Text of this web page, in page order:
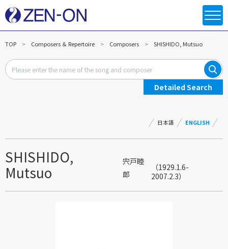
TOP Composers ＆ Repertoire Composers SHISHIDO, Mutsuo
Detailed Search
日本語 ENGLISH
SHISHIDO,
Mutsuo
宍戸睦
郎
（1929.1.6-
2007.2.3）